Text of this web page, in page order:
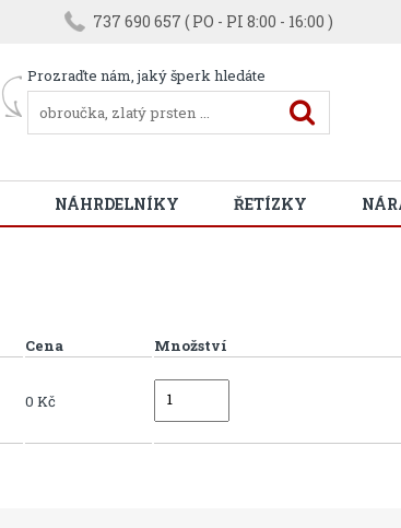
737 690 657 ( PO - PI 8:00 - 16:00 )
Prozraďte nám, jaký šperk hledáte
NÁHRDELNÍKY ŘETÍZKY
Cena Množství
0 Kč